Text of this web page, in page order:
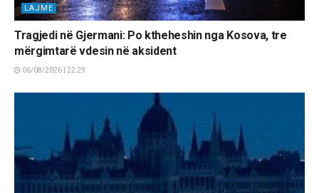
LAJME
Tragjedi në Gjermani: Po ktheheshin nga Kosova, tre
mërgimtarë vdesin në aksident
06/08/2026 | 22:29